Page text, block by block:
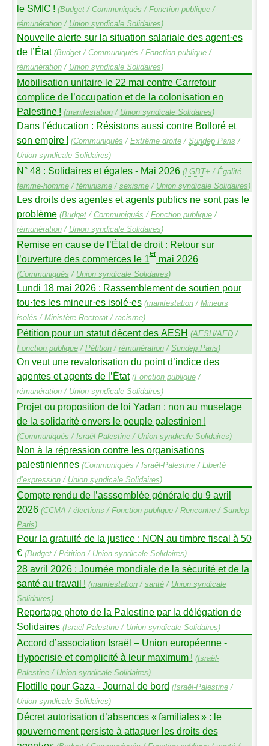
le SMIC ! (Budget/ Communiqués / Fonction publique/
rémunération/ Union syndicale Solidaires)
Nouvelle alerte sur la situation salariale des agent·es
de l’État (Budget/ Communiqués / Fonction publique/
rémunération/ Union syndicale Solidaires)
Mobilisation unitaire le 22 mai contre Carrefour
complice de l’occupation et de la colonisation en
Palestine ! (manifestation/ Union syndicale Solidaires)
Dans l’éducation : Résistons aussi contre Bolloré et
son empire ! (Communiqués / Extrême droite/ SundepParis /
Union syndicale Solidaires)
N° 48 : Solidaires et égales - Mai 2026 (LGBT+ / Égalité
femme-homme/ féminisme/ sexisme/ Union syndicale Solidaires)
Les droits des agentes et agents publics ne sont pas le
problème (Budget/ Communiqués / Fonction publique/
rémunération/ Union syndicale Solidaires)
Remise en cause de l’État de droit : Retour sur
l’ouverture des commerces le 1ermai 2026
(Communiqués / Union syndicale Solidaires)
Lundi 18 mai 2026 : Rassemblement de soutien pour
tou·tes les mineur·es isolé·es (manifestation/ Mineurs
isolés / Ministère-Rectorat/ racisme)
Pétition pour un statut décent des AESH (AESH/AED/
Fonction publique/ Pétition/ rémunération/ SundepParis)
On veut une revalorisation du point d’indice des
agentes et agents de l’État (Fonction publique/
rémunération/ Union syndicale Solidaires)
Projet ou proposition de loi Yadan : non au muselage
de la solidarité envers le peuple palestinien !
(Communiqués / Israël-Palestine/ Union syndicale Solidaires)
Non à la répression contre les organisations
palestiniennes (Communiqués / Israël-Palestine/ Liberté
d’expression/ Union syndicale Solidaires)
Compte rendu de l’asssemblée générale du 9 avril
2026 (CCMA / élections / Fonction publique/ Rencontre/ Sundep
Paris)
Pour la gratuité de la justice : NON au timbre fiscal à 50
€ (Budget/ Pétition/ Union syndicale Solidaires)
28 avril 2026 : Journée mondiale de la sécurité et de la
santé au travail ! (manifestation/ santé/ Union syndicale
Solidaires)
Reportage photo de la Palestine par la délégation de
Solidaires (Israël-Palestine/ Union syndicale Solidaires)
Accord d’association Israël – Union européenne -
Hypocrisie et complicité à leur maximum ! (Israël-
Palestine/ Union syndicale Solidaires)
Flottille pour Gaza - Journal de bord (Israël-Palestine/
Union syndicale Solidaires)
Décret autorisation d’absences « familiales» : le
gouvernement persiste à attaquer les droits des